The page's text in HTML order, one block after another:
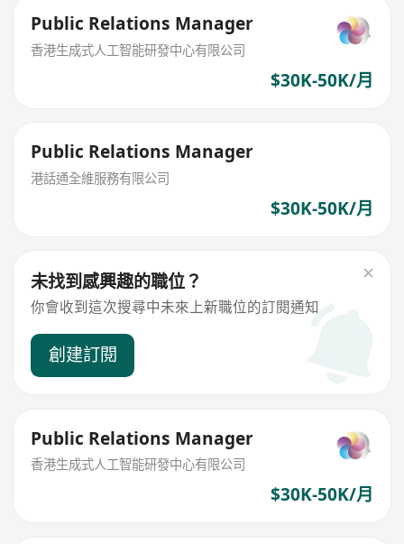
Public Relations Manager
香港生成式人工智能研發中心有限公司
$30K-50K/月
Public Relations Manager
港話通全維服務有限公司
$30K-50K/月
未找到感興趣的職位？
你會收到這次搜尋中未來上新職位的訂閱通知
創建訂閱
Public Relations Manager
香港生成式人工智能研發中心有限公司
$30K-50K/月